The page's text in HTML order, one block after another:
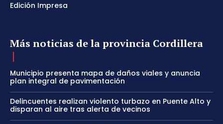
Edición Impresa
Más noticias de la provincia Cordillera
Municipio presenta mapa de daños viales y anuncia
plan integral de pavimentación
Delincuentes realizan violento turbazo en Puente Alto y
disparan al aire tras alerta de vecinos